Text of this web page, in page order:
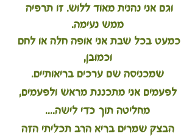
וגם אני נהנית מאוד ללוש. זו תרפיה
ממש נעימה.
כמעט בכל שבת אני אופה חלה או לחם
וכמובן,
שמכניסה שם ערכים בריאותיים.
לפעמים אני מתכננת מראש ולפעמים,
מחליטה תוך כדי לישה....
הבצק שמרים בריא הרב תכליתי הזה